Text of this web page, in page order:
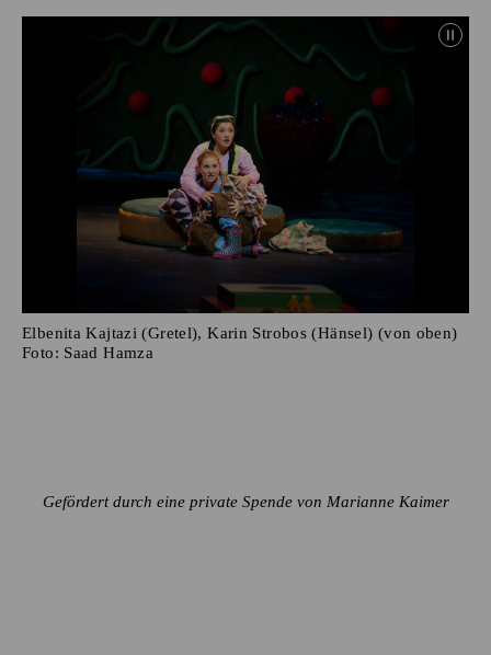
Elbenita Kajtazi (Gretel), Karin Strobos (Hänsel) (von oben)
Foto: Saad Hamza
Gefördert durch eine private Spende von Marianne Kaimer